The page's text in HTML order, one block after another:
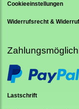
Cookieeinstellungen
Widerrufsrecht &
Lastschrift